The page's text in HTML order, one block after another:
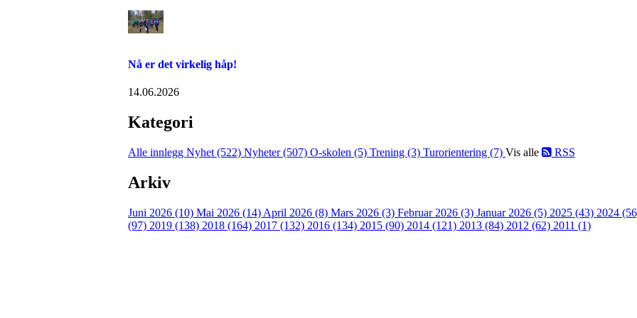
Nå er det virkelig håp!
14.06.2026
Kategori
Alle innlegg Nyhet (522) Nyheter (507) O-skolen (5) Trening (3) Turorientering (7) Vis alle RSS
Arkiv
Juni 2026 (10) Mai 2026 (14) April 2026 (8) Mars 2026 (3) Februar 2026 (3) Januar 2026 (5) 2025 (43) 2024
(97) 2019 (138) 2018 (164) 2017 (132) 2016 (134) 2015 (90) 2014 (121) 2013 (84) 2012 (62) 2011 (1)